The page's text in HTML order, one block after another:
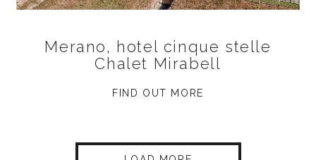
Merano, hotel cinque stelle
Chalet Mirabell
FIND OUT MORE